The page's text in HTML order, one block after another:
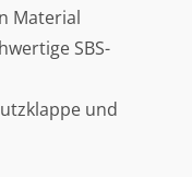
Material
SBS-
und